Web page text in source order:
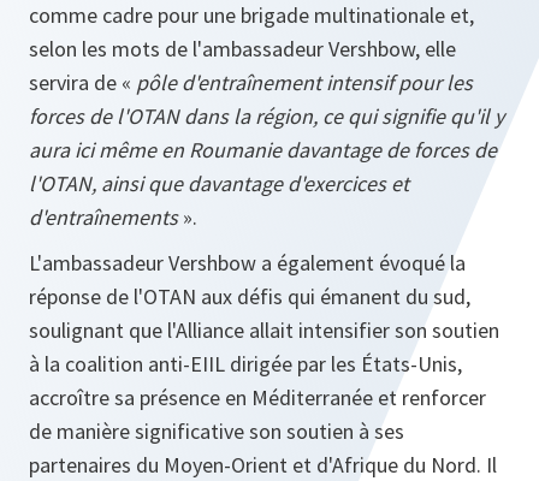
comme cadre pour une brigade multinationale et,
selon les mots de l'ambassadeur Vershbow, elle
servira de « pôle d'entraînement intensif pour les
forces de l'OTAN dans la région, ce qui signifie qu'il y
aura ici même en Roumanie davantage de forces de
l'OTAN, ainsi que davantage d'exercices et
d'entraînements».
L'ambassadeur Vershbow a également évoqué la
réponse de l'OTAN aux défis qui émanent du sud,
soulignant que l'Alliance allait intensifier son soutien
à la coalition anti-EIIL dirigée par les États-Unis,
accroître sa présence en Méditerranée et renforcer
de manière significative son soutien à ses
partenaires du Moyen-Orient et d'Afrique du Nord. Il